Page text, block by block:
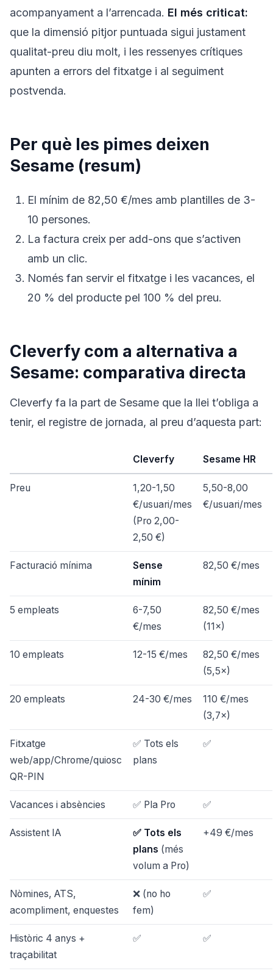
acompanyament a l’arrencada. El més criticat:
que la dimensió pitjor puntuada sigui justament
qualitat-preu diu molt, i les ressenyes crítiques
apunten a errors del fitxatge i al seguiment
postvenda.
Per què les pimes deixen
Sesame (resum)
El mínim de 82,50 €/mes amb plantilles de 3-
10 persones.
La factura creix per add-ons que s’activen
amb un clic.
Només fan servir el fitxatge i les vacances, el
20 % del producte pel 100 % del preu.
Cleverfy com a alternativa a
Sesame: comparativa directa
Cleverfy fa la part de Sesame que la llei t’obliga a
tenir, el registre de jornada, al preu d’aquesta part:
Cleverfy Sesame HR
Preu
1,20-1,50
€/usuari/mes
(Pro 2,00-
2,50 €)
5,50-8,00
€/usuari/mes
Facturació mínima
Sense
mínim
82,50 €/mes
5 empleats
6-7,50
€/mes
82,50 €/mes
(11×)
10 empleats 12-15 €/mes
82,50 €/mes
(5,5×)
20 empleats 24-30 €/mes
110 €/mes
(3,7×)
Fitxatge
web/app/Chrome/quiosc
QR-PIN
✅ Tots els
plans
✅
Vacances i absències ✅ Pla Pro ✅
Assistent IA
✅ Tots els
plans (més
volum a Pro)
+49 €/mes
Nòmines, ATS,
acompliment, enquestes
❌ (no ho
fem)
✅
Històric 4 anys +
traçabilitat
✅ ✅